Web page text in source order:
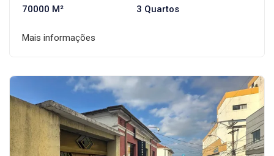
70000 M² 3 Quartos
Mais informações